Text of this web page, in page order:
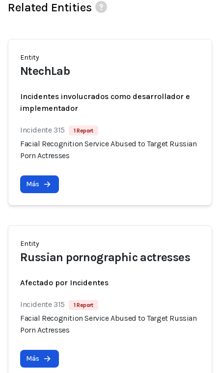
Related Entities
Entity
NtechLab
Incidentes involucrados como desarrollador e
implementador
Incidente 315 1 Report
Facial Recognition Service Abused to Target Russian
Porn Actresses
Más
Entity
Russian pornographic actresses
Afectado por Incidentes
Incidente 315 1 Report
Facial Recognition Service Abused to Target Russian
Porn Actresses
Más